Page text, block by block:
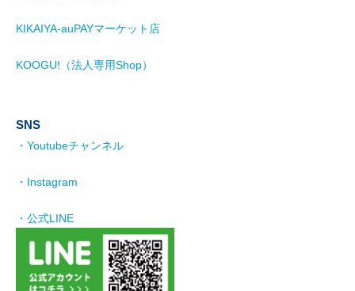
KIKAIYA-auPAYマーケット店
KOOGU!（法人専用Shop）
SNS
・Youtubeチャンネル
・Instagram
・公式LINE